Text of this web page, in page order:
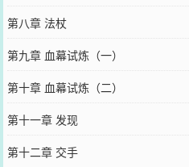
第八章 法杖
第九章 血幕试炼（一）
第十章 血幕试炼（二）
第十一章 发现
第十二章 交手